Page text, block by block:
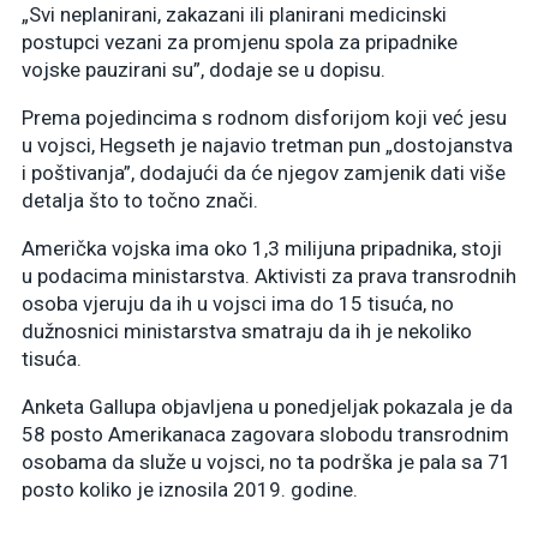
„Svi neplanirani, zakazani ili planirani medicinski
postupci vezani za promjenu spola za pripadnike
vojske pauzirani su”, dodaje se u dopisu.
Prema pojedincima s rodnom disforijom koji već jesu
u vojsci, Hegseth je najavio tretman pun „dostojanstva
i poštivanja”, dodajući da će njegov zamjenik dati više
detalja što to točno znači.
Američka vojska ima oko 1,3 milijuna pripadnika, stoji
u podacima ministarstva. Aktivisti za prava transrodnih
osoba vjeruju da ih u vojsci ima do 15 tisuća, no
dužnosnici ministarstva smatraju da ih je nekoliko
tisuća.
Anketa Gallupa objavljena u ponedjeljak pokazala je da
58 posto Amerikanaca zagovara slobodu transrodnim
osobama da služe u vojsci, no ta podrška je pala sa 71
posto koliko je iznosila 2019. godine.